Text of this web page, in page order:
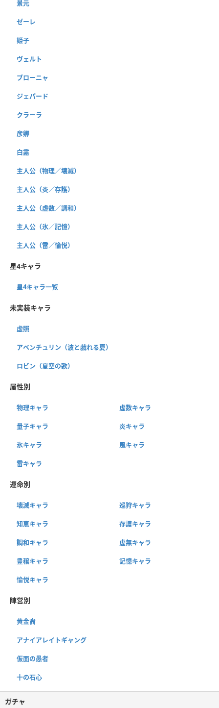
景元
ゼーレ
姫子
ヴェルト
ブローニャ
ジェパード
クラーラ
彦卿
白露
主人公（物理／壊滅）
主人公（炎／存護）
主人公（虚数／調和）
主人公（氷／記憶）
主人公（雷／愉悦）
星4キャラ
星4キャラ一覧
未実装キャラ
虚照
アベンチュリン（波と戯れる夏）
ロビン（夏空の歌）
属性別
物理キャラ 虚数キャラ
量子キャラ 炎キャラ
氷キャラ 風キャラ
雷キャラ
運命別
壊滅キャラ 巡狩キャラ
知恵キャラ 存護キャラ
調和キャラ 虚無キャラ
豊穣キャラ 記憶キャラ
愉悦キャラ
陣営別
黄金裔
アナイアレイトギャング
仮面の愚者
十の石心
ガチャ